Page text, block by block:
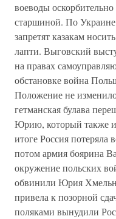
воеводы
старшиной. По Украине
запретят казакам
лапти. Выговский
на правах
обстановке война
Положение не
гетманская булава
Юрию, который также
итоге Россия
потом армия боярина
окружение польских
обвинили Юрия
привела к позорной
поляками вынудили